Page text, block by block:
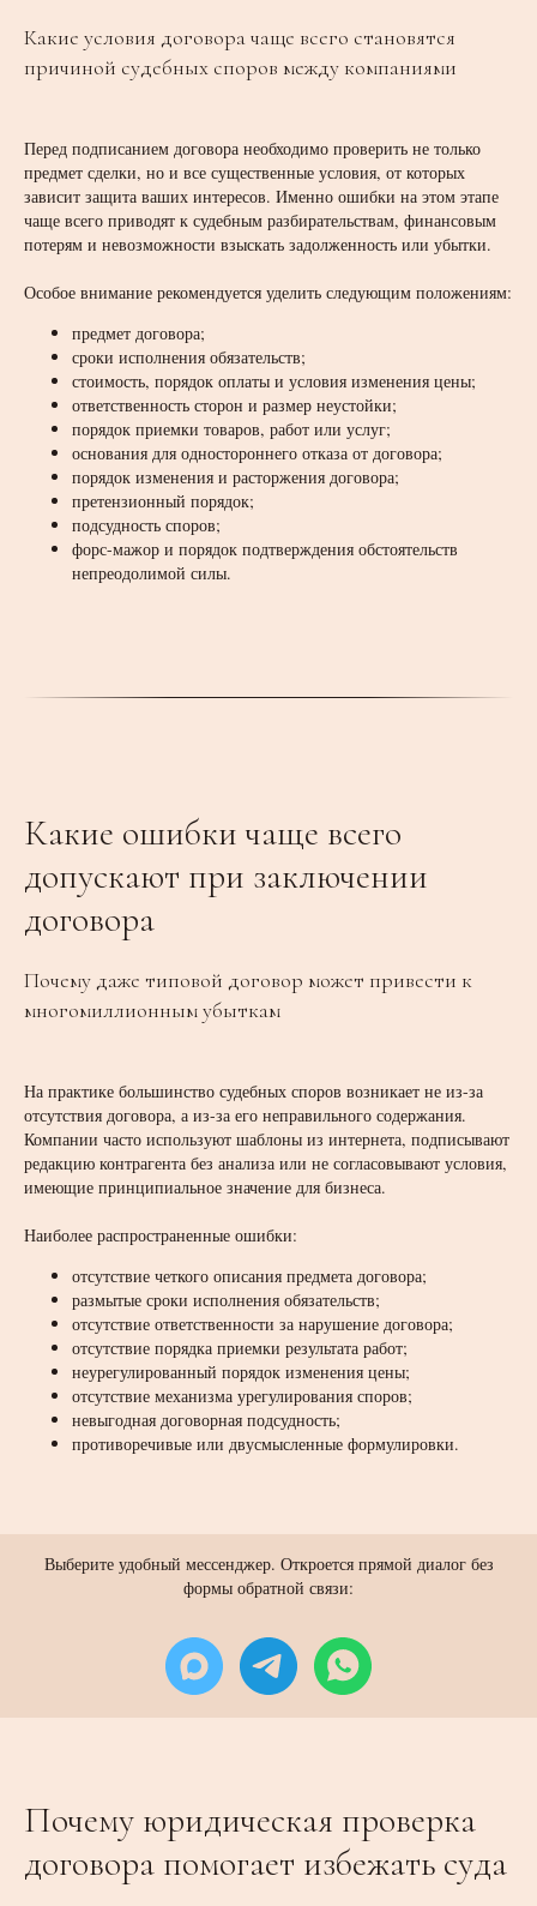
Какие условия договора чаще всего становятся
причиной судебных споров между компаниями
Перед подписанием договора необходимо проверить не только
предмет сделки, но и все существенные условия, от которых
зависит защита ваших интересов. Именно ошибки на этом этапе
чаще всего приводят к судебным разбирательствам, финансовым
потерям и невозможности взыскать задолженность или убытки.
Особое внимание рекомендуется уделить следующим положениям:
предмет договора;
сроки исполнения обязательств;
стоимость, порядок оплаты и условия изменения цены;
ответственность сторон и размер неустойки;
порядок приемки товаров, работ или услуг;
основания для одностороннего отказа от договора;
порядок изменения и расторжения договора;
претензионный порядок;
подсудность споров;
форс-мажор и порядок подтверждения обстоятельств
непреодолимой силы.
Какие ошибки чаще всего
допускают при заключении
договора
Почему даже типовой договор может привести к
многомиллионным убыткам
На практике большинство судебных споров возникает не из-за
отсутствия договора, а из-за его неправильного содержания.
Компании часто используют шаблоны из интернета, подписывают
редакцию контрагента без анализа или не согласовывают условия,
имеющие принципиальное значение для бизнеса.
Наиболее распространенные ошибки:
отсутствие четкого описания предмета договора;
размытые сроки исполнения обязательств;
отсутствие ответственности за нарушение договора;
отсутствие порядка приемки результата работ;
неурегулированный порядок изменения цены;
отсутствие механизма урегулирования споров;
невыгодная договорная подсудность;
противоречивые или двусмысленные формулировки.
Выберите удобный мессенджер. Откроется прямой диалог без
формы обратной связи:
Почему юридическая проверка
договора помогает избежать суда